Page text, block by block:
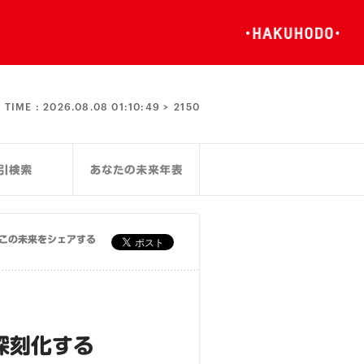
TIME :2026.08.08 01:10:49 > 2150
の未来をシェアする
刻化する